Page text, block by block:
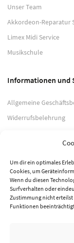
Um dir ein optimales
Cookies, um
Wenn du diesen
Surfverhalten oder
Zustimmung nicht
Funktionen
Unser Team
Akkordeon-Reparatur
Limex Midi Service
Musikschule
Informationen und
Allgemeine
Widerrufsbelehrung
Datenschutzerklärung
Zahlungsarten
PayPal